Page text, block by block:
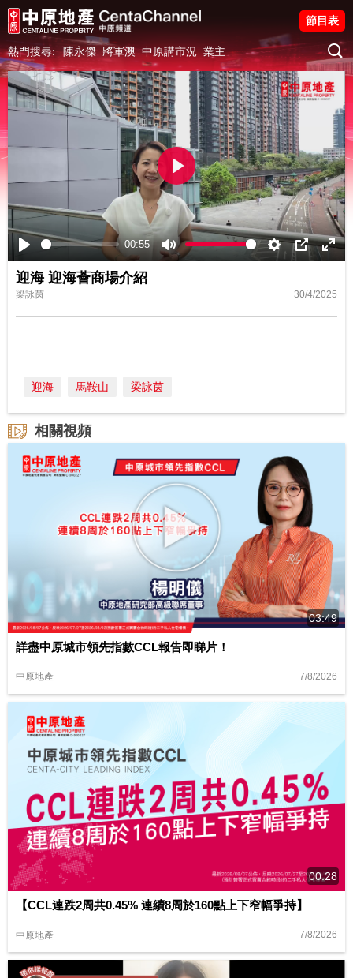
熱門搜尋: 陳永傑 將軍澳 中原講市況 業主
節目表
Play
00:55
Mute Settings
PIP
Play
迎海 迎海薈商場介紹
梁詠茵 30/4/2025
迎海 馬鞍山 梁詠茵
相關視頻
03:49
詳盡中原城市領先指數CCL報告即睇片！
中原地產 7/8/2026
00:28
【CCL連跌2周共0.45% 連續8周於160點上下窄幅爭持】
中原地產 7/8/2026